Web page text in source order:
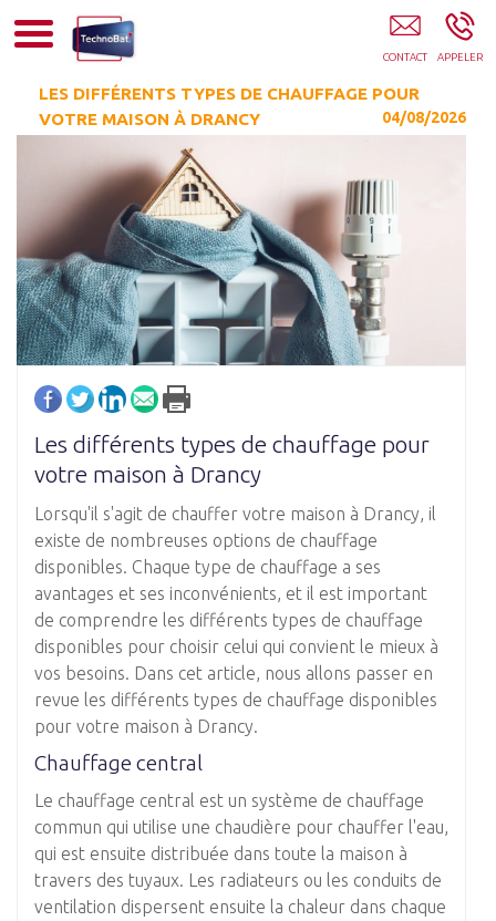
LES DIFFÉRENTS TYPES DE CHAUFFAGE POUR
VOTRE MAISON À DRANCY
04/08/2026
Les différents types de chauffage pour
votre maison à Drancy
Lorsqu'il s'agit de chauffer votre maison à Drancy, il
existe de nombreuses options de chauffage
disponibles. Chaque type de chauffage a ses
avantages et ses inconvénients, et il est important
de comprendre les différents types de chauffage
disponibles pour choisir celui qui convient le mieux à
vos besoins. Dans cet article, nous allons passer en
revue les différents types de chauffage disponibles
pour votre maison à Drancy.
Chauffage central
Le chauffage central est un système de chauffage
commun qui utilise une chaudière pour chauffer l'eau,
qui est ensuite distribuée dans toute la maison à
travers des tuyaux. Les radiateurs ou les conduits de
ventilation dispersent ensuite la chaleur dans chaque